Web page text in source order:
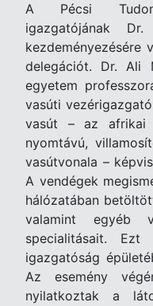
A Pécsi
igazgatójának
kezdeményezésére
delegációt. Dr. Ali
egyetem
vasúti
vasút – az afrikai
nyomtávú,
vasútvonala –
A vendégek
hálózatában
valamint egyéb
specialitásait. Ezt
igazgatóság
Az esemény
nyilatkoztak a